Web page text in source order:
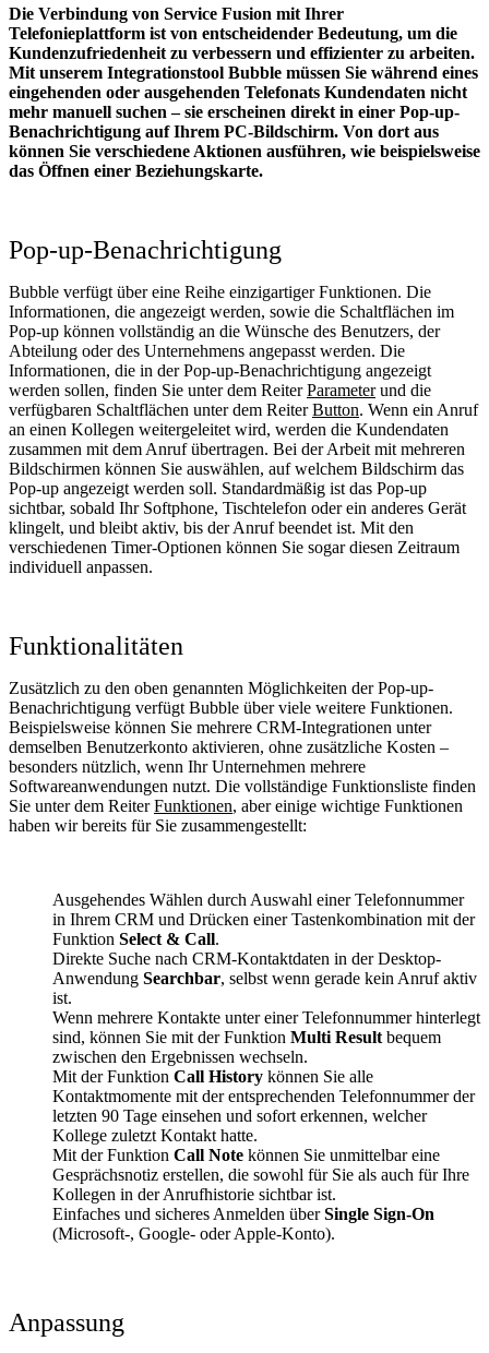
Die Verbindung von Service Fusion mit Ihrer
Telefonieplattform ist von entscheidender Bedeutung, um die
Kundenzufriedenheit zu verbessern und effizienter zu arbeiten.
Mit unserem Integrationstool Bubble müssen Sie während eines
eingehenden oder ausgehenden Telefonats Kundendaten nicht
mehr manuell suchen – sie erscheinen direkt in einer Pop-up-
Benachrichtigung auf Ihrem PC-Bildschirm. Von dort aus
können Sie verschiedene Aktionen ausführen, wie beispielsweise
das Öffnen einer Beziehungskarte.
Pop-up-Benachrichtigung
Bubble verfügt über eine Reihe einzigartiger Funktionen. Die
Informationen, die angezeigt werden, sowie die Schaltflächen im
Pop-up können vollständig an die Wünsche des Benutzers, der
Abteilung oder des Unternehmens angepasst werden. Die
Informationen, die in der Pop-up-Benachrichtigung angezeigt
werden sollen, finden Sie unter dem ReiterParameterund die
verfügbaren Schaltflächen unter dem ReiterButton. Wenn ein Anruf
an einen Kollegen weitergeleitet wird, werden die Kundendaten
zusammen mit dem Anruf übertragen. Bei der Arbeit mit mehreren
Bildschirmen können Sie auswählen, auf welchem Bildschirm das
Pop-up angezeigt werden soll. Standardmäßig ist das Pop-up
sichtbar, sobald Ihr Softphone, Tischtelefon oder ein anderes Gerät
klingelt, und bleibt aktiv, bis der Anruf beendet ist. Mit den
verschiedenen Timer-Optionen können Sie sogar diesen Zeitraum
individuell anpassen.
Funktionalitäten
Zusätzlich zu den oben genannten Möglichkeiten der Pop-up-
Benachrichtigung verfügt Bubble über viele weitere Funktionen.
Beispielsweise können Sie mehrere CRM-Integrationen unter
demselben Benutzerkonto aktivieren, ohne zusätzliche Kosten –
besonders nützlich, wenn Ihr Unternehmen mehrere
Softwareanwendungen nutzt. Die vollständige Funktionsliste finden
Sie unter dem ReiterFunktionen, aber einige wichtige Funktionen
haben wir bereits für Sie zusammengestellt:
Ausgehendes Wählen durch Auswahl einer Telefonnummer
in Ihrem CRM und Drücken einer Tastenkombination mit der
Funktion Select & Call.
Direkte Suche nach CRM-Kontaktdaten in der Desktop-
Anwendung Searchbar, selbst wenn gerade kein Anruf aktiv
ist.
Wenn mehrere Kontakte unter einer Telefonnummer hinterlegt
sind, können Sie mit der Funktion Multi Result bequem
zwischen den Ergebnissen wechseln.
Mit der Funktion Call History können Sie alle
Kontaktmomente mit der entsprechenden Telefonnummer der
letzten 90 Tage einsehen und sofort erkennen, welcher
Kollege zuletzt Kontakt hatte.
Mit der Funktion Call Note können Sie unmittelbar eine
Gesprächsnotiz erstellen, die sowohl für Sie als auch für Ihre
Kollegen in der Anrufhistorie sichtbar ist.
Einfaches und sicheres Anmelden überSingle Sign-On
(Microsoft-, Google- oder Apple-Konto).
Anpassung